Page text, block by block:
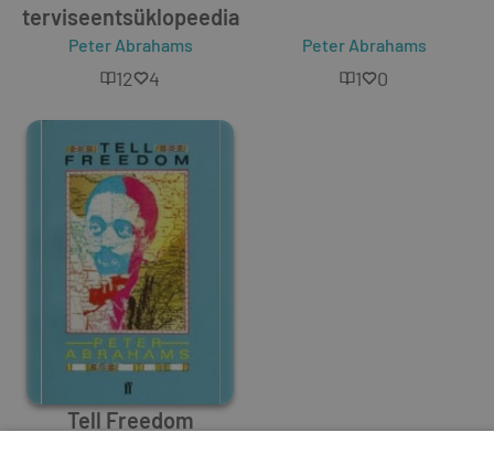
terviseentsüklopeedia
Peter Abrahams
12 4
Peter Abrahams
1 0
Tell Freedom